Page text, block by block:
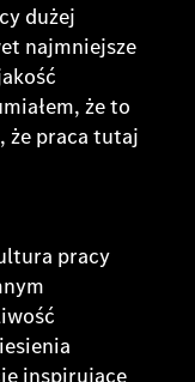
dużej
najmniejsze
że to
że praca tutaj
pracy
inspirujące